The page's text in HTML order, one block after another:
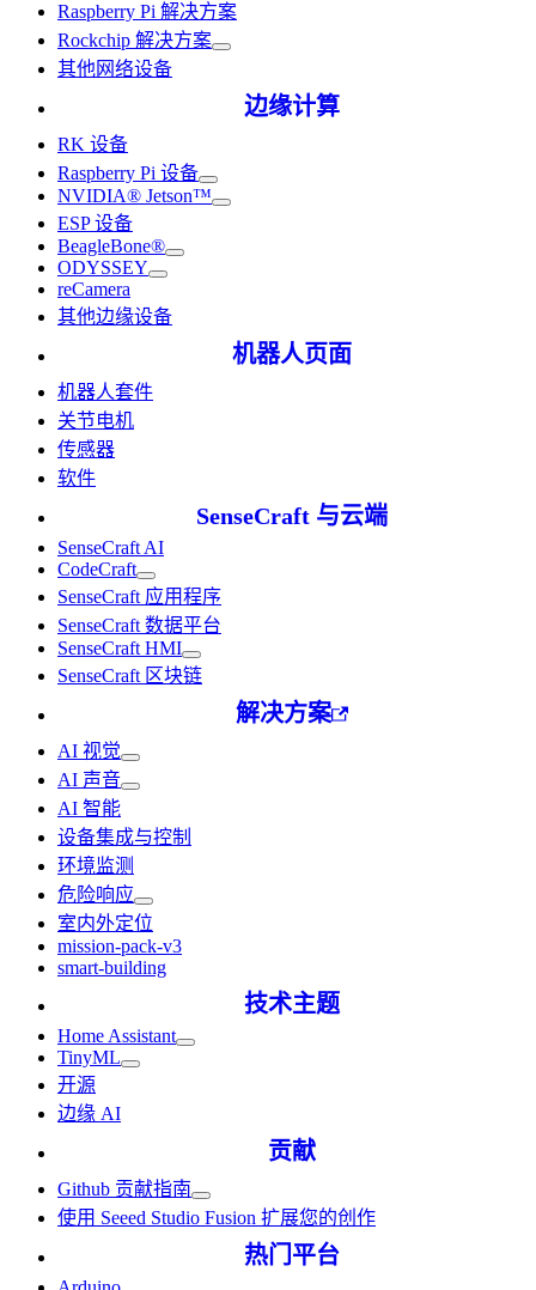
Raspberry Pi 解决方案
Rockchip 解决方案
其他网络设备
边缘计算
RK 设备
Raspberry Pi 设备
NVIDIA® Jetson™
ESP 设备
BeagleBone®
ODYSSEY
reCamera
其他边缘设备
机器人页面
机器人套件
关节电机
传感器
软件
SenseCraft 与云端
SenseCraft AI
CodeCraft
SenseCraft 应用程序
SenseCraft 数据平台
SenseCraft HMI
SenseCraft 区块链
解决方案
AI 视觉
AI 声音
AI 智能
设备集成与控制
环境监测
危险响应
室内外定位
mission-pack-v3
smart-building
技术主题
Home Assistant
TinyML
开源
边缘 AI
贡献
Github 贡献指南
使用 Seeed Studio Fusion 扩展您的创作
热门平台